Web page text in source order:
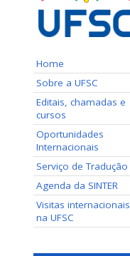
Home
Sobre a UFSC
Editais, chamadas e
cursos
Oportunidades
Internacionais
Serviço de Tradução
Agenda da SINTER
Visitas internacionais
na UFSC